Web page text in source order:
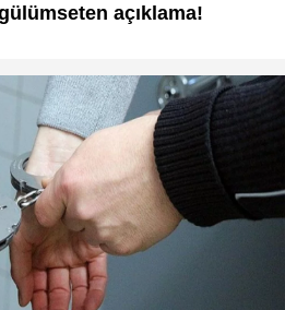
açıklama!